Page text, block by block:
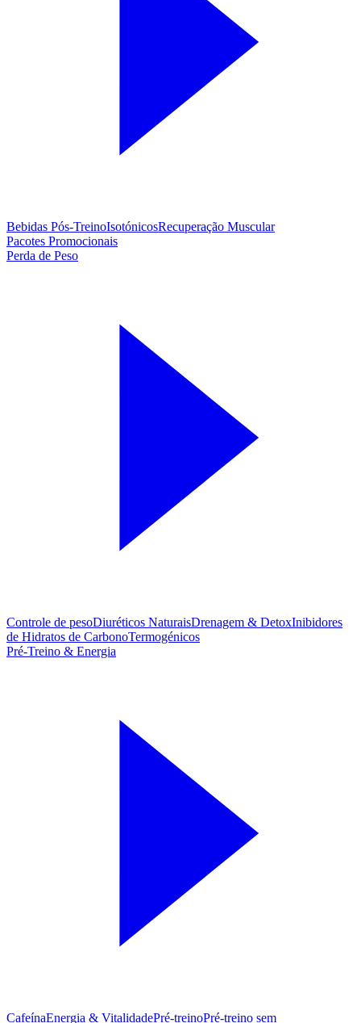
Bebidas Pós-TreinoIsotónicosRecuperação Muscular
Pacotes Promocionais
Perda de Peso
Controle de pesoDiuréticos NaturaisDrenagem & DetoxInibidores
de Hidratos de CarbonoTermogénicos
Pré-Treino & Energia
CafeínaEnergia & VitalidadePré-treinoPré‑treino sem